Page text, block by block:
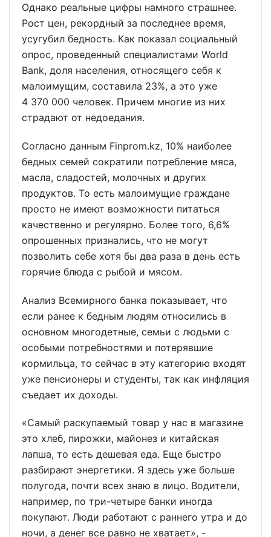
Однако реальные цифры намного страшнее.
Рост цен, рекордный за последнее время,
усугубил бедность. Как показал социальный
опрос, проведенный специалистами World
Bank, доля населения, относящего себя к
малоимущим, составила 23%, а это уже
4 370 000 человек. Причем многие из них
страдают от недоедания.
Согласно данным Finprom.kz, 10% наиболее
бедных семей сократили потребление мяса,
масла, сладостей, молочных и других
продуктов. То есть малоимущие граждане
просто не имеют возможности питаться
качественно и регулярно. Более того, 6,6%
опрошенных признались, что не могут
позволить себе хотя бы два раза в день есть
горячие блюда с рыбой и мясом.
Анализ Всемирного банка показывает, что
если ранее к бедным людям относились в
основном многодетные, семьи с людьми с
особыми потребностями и потерявшие
кормильца, то сейчас в эту категорию входят
уже пенсионеры и студенты, так как инфляция
съедает их доходы.
«Самый раскупаемый товар у нас в магазине
это хлеб, пирожки, майонез и китайская
лапша, то есть дешевая еда. Еще быстро
разбирают энергетики. Я здесь уже больше
полугода, почти всех знаю в лицо. Водители,
например, по три-четыре банки иногда
покупают. Люди работают с раннего утра и до
ночи, а денег все равно не хватает», -